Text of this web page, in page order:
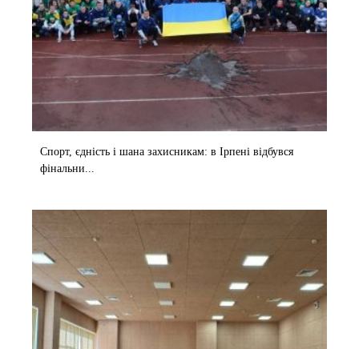
Спорт, єдність і шана захисникам: в Ірпені відбувся
фінальни...